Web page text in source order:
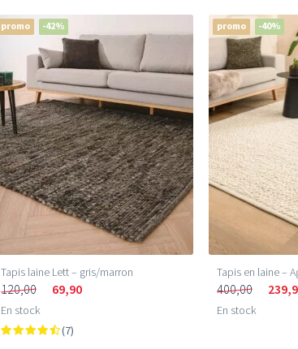
promo -42%
Tapis laine Lett – gris/marron
120,00 69,90
En stock
(7)
promo -40%
Tapis en laine –
400,00
En stock